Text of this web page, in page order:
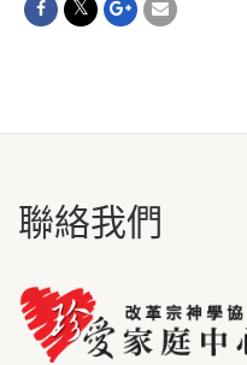
聯絡我們